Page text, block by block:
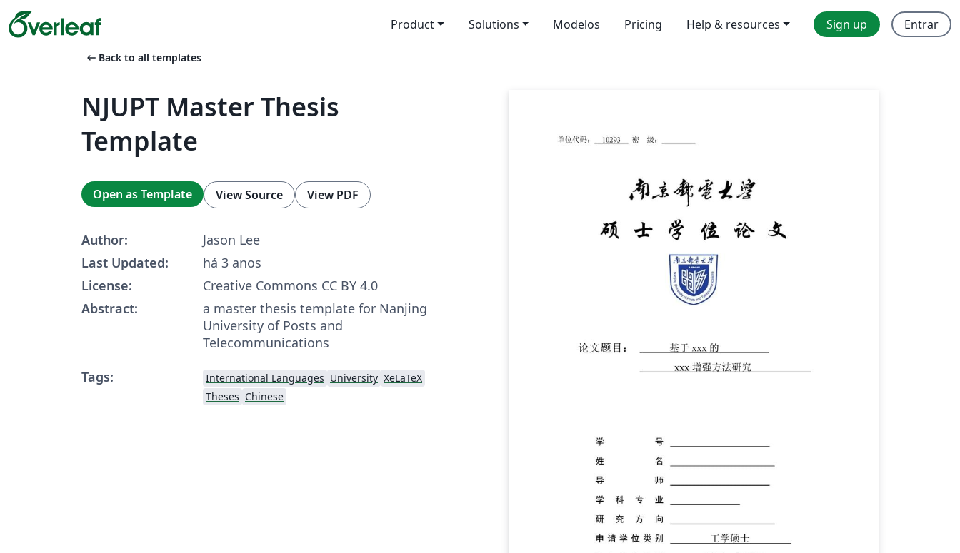
Product Solutions Modelos Pricing Help & resources Sign up Entrar
arrow_left_alt Back to all templates
NJUPT Master Thesis
Template
Open as Template View Source View PDF
Author:
Jason Lee
Last Updated:
há 3 anos
License:
Creative Commons CC BY 4.0
Abstract:
a master thesis template for Nanjing
University of Posts and
Telecommunications
Tags:
International Languages University XeLaTeX
Theses Chinese